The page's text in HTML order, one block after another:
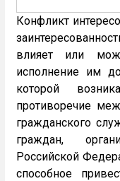
Конфликт
влияет или
исполнение им
которой
противоречие
гражданского
граждан,
Российской
способное